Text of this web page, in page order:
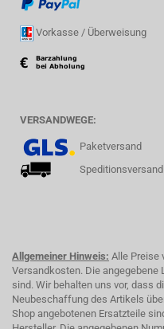
Vorkasse / Überweisung
VERSANDWEGE:
Paketversand
Speditionsversand
Allgemeiner Hinweis: Alle Preise
Versandkosten. Die angegebene
sind. Wir behalten uns vor, dass
Neubeschaffung des Artikels
Shop angebotenen Ersatzteile